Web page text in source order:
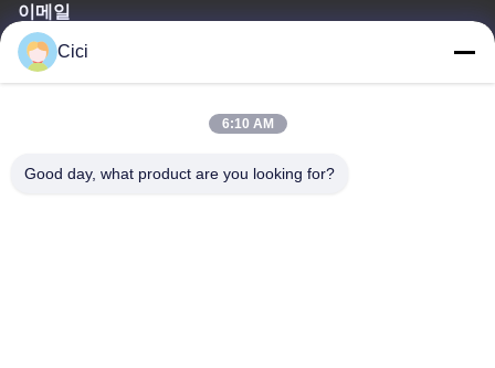
이메일
sales03@bjgprojection.com
주소
Cici
6:10 AM
Good day, what product are you looking for?